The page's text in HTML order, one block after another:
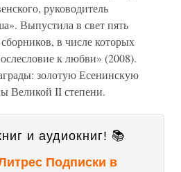
руководитель
Выпустила в свет пять
в числе которых
к любви» (2008).
золотую Есенинскую
Великой II степени.
и аудиокниг! 📚
Подписки в